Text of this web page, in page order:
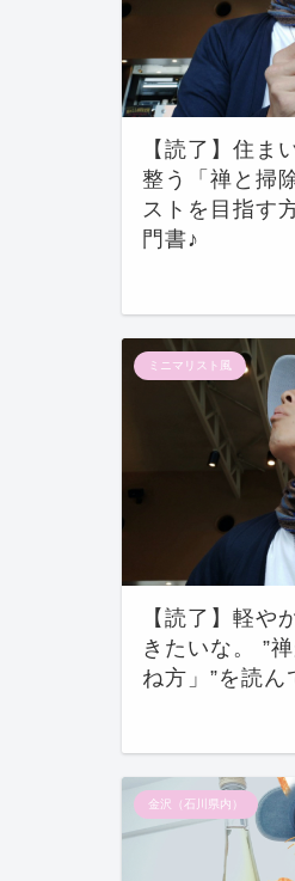
【読了】住ま
整う「禅と掃
ストを目指す
門書♪
ミニマリスト風
【読了】軽や
きたいな。 ”
ね方」”を読ん
金沢（石川県内）